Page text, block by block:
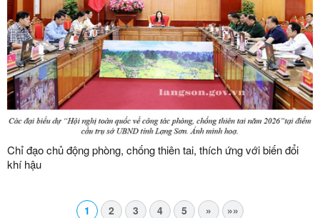
Chỉ đạo chủ động phòng, chống thiên tai, thích ứng với biến đổi
khí hậu
1 2 3 4 5 » »»